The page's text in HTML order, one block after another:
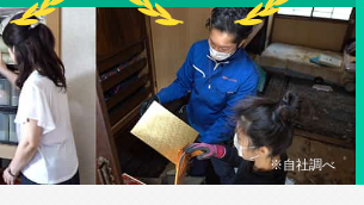
※自社調べ